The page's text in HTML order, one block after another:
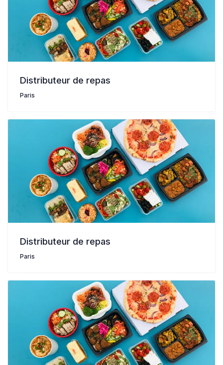
Distributeur de repas
Paris
Distributeur de repas
Paris